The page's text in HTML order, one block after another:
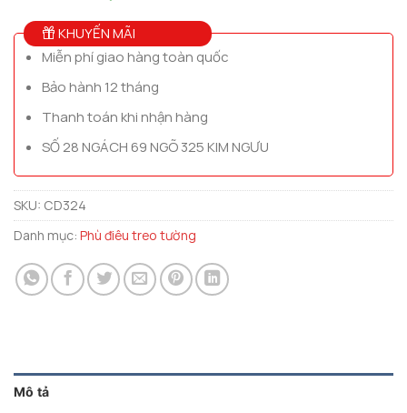
KHUYẾN MÃI
Miễn phí giao hàng toàn quốc
Bảo hành 12 tháng
Thanh toán khi nhận hàng
SỐ 28 NGÁCH 69 NGÕ 325 KIM NGƯU
SKU: CD324
Danh mục: Phù điêu treo tường
Mô tả